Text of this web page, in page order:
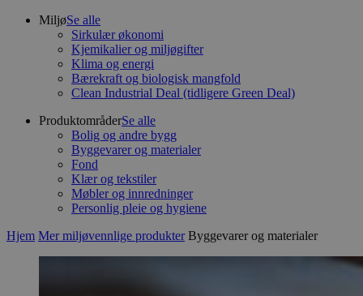
MiljøSe alle
Sirkulær økonomi
Kjemikalier og miljøgifter
Klima og energi
Bærekraft og biologisk mangfold
Clean Industrial Deal (tidligere Green Deal)
ProduktområderSe alle
Bolig og andre bygg
Byggevarer og materialer
Fond
Klær og tekstiler
Møbler og innredninger
Personlig pleie og hygiene
Hjem Mer miljøvennlige produkter Byggevarer og materialer